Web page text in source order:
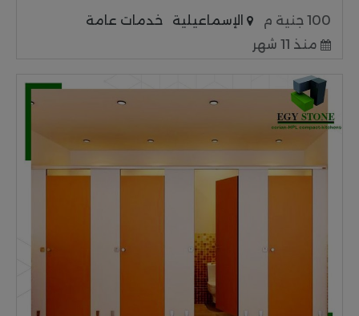
100 جنية م الإسماعيلية
خدمات عامة
منذ 11 شهر